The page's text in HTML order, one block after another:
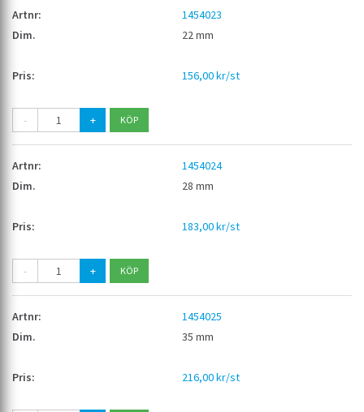
1454023
22 mm
156,00 kr/st
- +
1454024
28 mm
183,00 kr/st
- +
1454025
35 mm
216,00 kr/st